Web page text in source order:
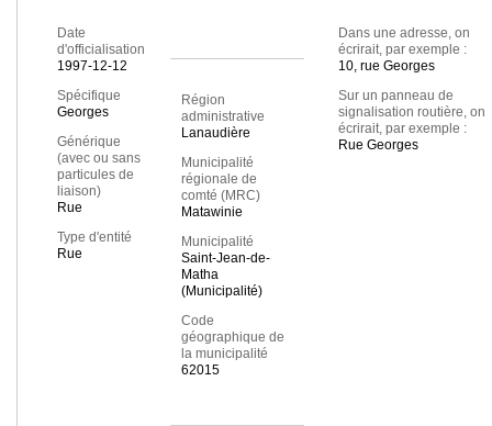
Date
d'officialisation
1997-12-12
Spécifique
Georges
Générique
(avec ou sans
particules de
liaison)
Rue
Type d'entité
Rue
Région
administrative
Lanaudière
Municipalité
régionale de
comté (MRC)
Matawinie
Municipalité
Saint-Jean-de-
Matha
(Municipalité)
Code
géographique de
la municipalité
62015
Dans une adresse, on
écrirait, par exemple :
10, rue Georges
Sur un panneau de
signalisation routière, on
écrirait, par exemple :
Rue Georges